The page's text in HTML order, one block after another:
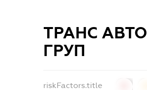
ТРАНС АВТО
ГРУП
riskFactors.title